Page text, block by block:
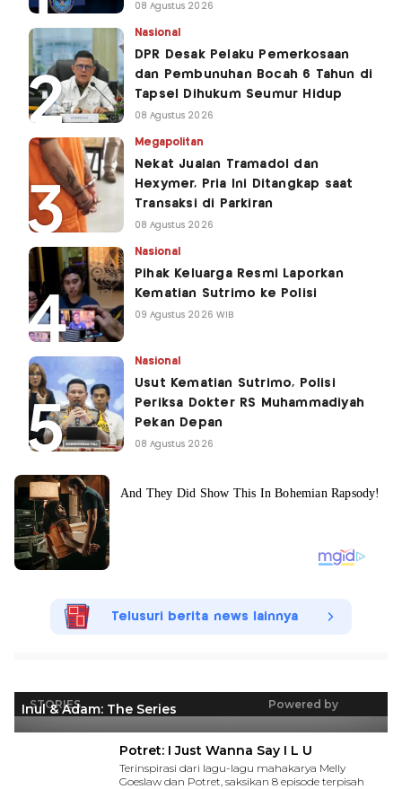
08 Agustus 2026
Nasional
DPR Desak Pelaku Pemerkosaan
dan Pembunuhan Bocah 6 Tahun di
Tapsel Dihukum Seumur Hidup
08 Agustus 2026
Megapolitan
Nekat Jualan Tramadol dan
Hexymer, Pria Ini Ditangkap saat
Transaksi di Parkiran
08 Agustus 2026
Nasional
Pihak Keluarga Resmi Laporkan
Kematian Sutrimo ke Polisi
09 Agustus 2026 WIB
Nasional
Usut Kematian Sutrimo, Polisi
Periksa Dokter RS Muhammadiyah
Pekan Depan
08 Agustus 2026
Telusuri berita news lainnya